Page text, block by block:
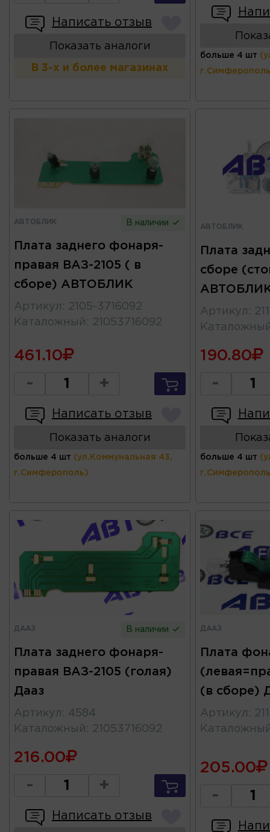
Написать отзыв
Показать аналоги
В 3-х и более магазинах
больше 4 шт
АВТОБЛИК В наличии
Плата заднего фонаря-
правая ВАЗ-2105 ( в
сборе) АВТОБЛИК
Артикул : 2105-3716092
Каталожный : 21053716092
461.10
- +
Написать отзыв
Показать аналоги
больше 4 шт (ул.Коммунальная 43,
г.Симферополь)
АВТОБЛИК
Плата
сборе
Артикул :
190.80
-
больше 4 шт
ДААЗ В наличии
Плата заднего фонаря-
правая ВАЗ-2105 (голая)
Дааз
Артикул : 4584
Каталожный : 21053716092
216.00
- +
Написать отзыв
ДААЗ
Плата
(в сборе)
Артикул :
205.00
-